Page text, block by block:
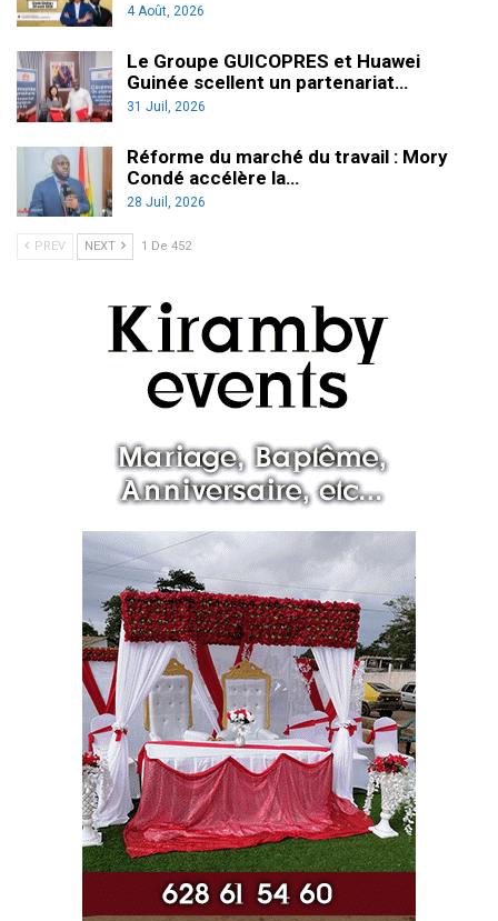
4 Août, 2026
Le Groupe GUICOPRES et Huawei
Guinée scellent un partenariat…
31 Juil, 2026
Réforme du marché du travail : Mory
Condé accélère la…
28 Juil, 2026
PREV NEXT 1 De 452